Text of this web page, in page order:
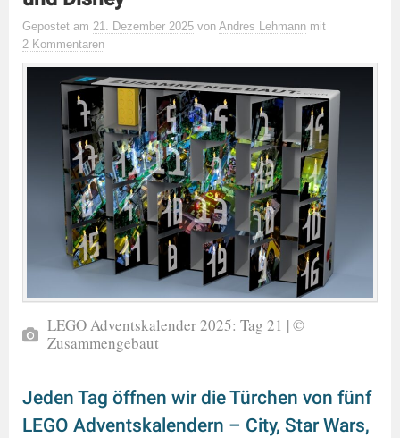
Gepostet am 21. Dezember 2025 von Andres Lehmann mit
2 Kommentaren
LEGO Adventskalender 2025: Tag 21 | ©
Zusammengebaut
Jeden Tag öffnen wir die Türchen von fünf
LEGO Adventskalendern – City, Star Wars,